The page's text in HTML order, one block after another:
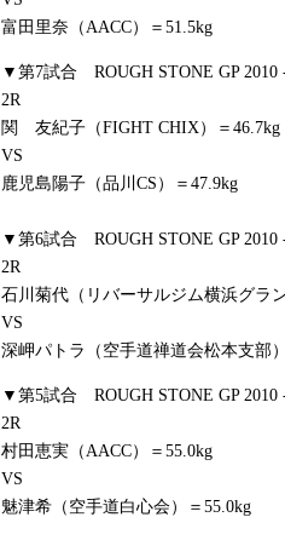
富田里奈（AACC）＝51.5kg
▼第7試合 ROUGH STONE GP
2R
関 友紀子（FIGHT CHIX）＝46.7kg
VS
鹿児島陽子（品川CS）＝47.9kg
▼第6試合 ROUGH STONE GP
2R
石川菊代（リバーサルジム横浜グラ
VS
深岬パトラ（空手道禅道会松本支部
▼第5試合 ROUGH STONE GP
2R
村田恵実（AACC）＝55.0kg
VS
魅津希（空手道白心会）＝55.0kg